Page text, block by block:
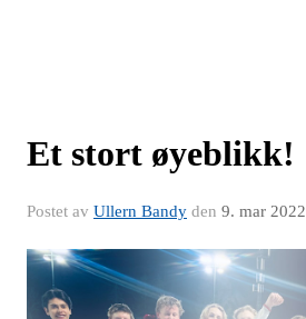
Et stort øyeblikk!
Postet av Ullern Bandy den 9. mar 2022